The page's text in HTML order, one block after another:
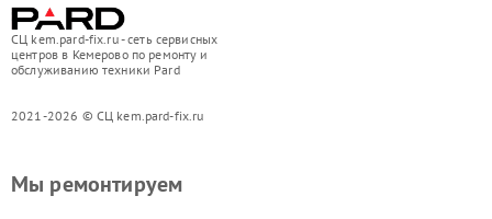
СЦ kem.pard-fix.ru - сеть сервисных
центров в Кемерово по ремонту и
обслуживанию техники Pard
2021-2026 © СЦ kem.pard-fix.ru
Мы ремонтируем